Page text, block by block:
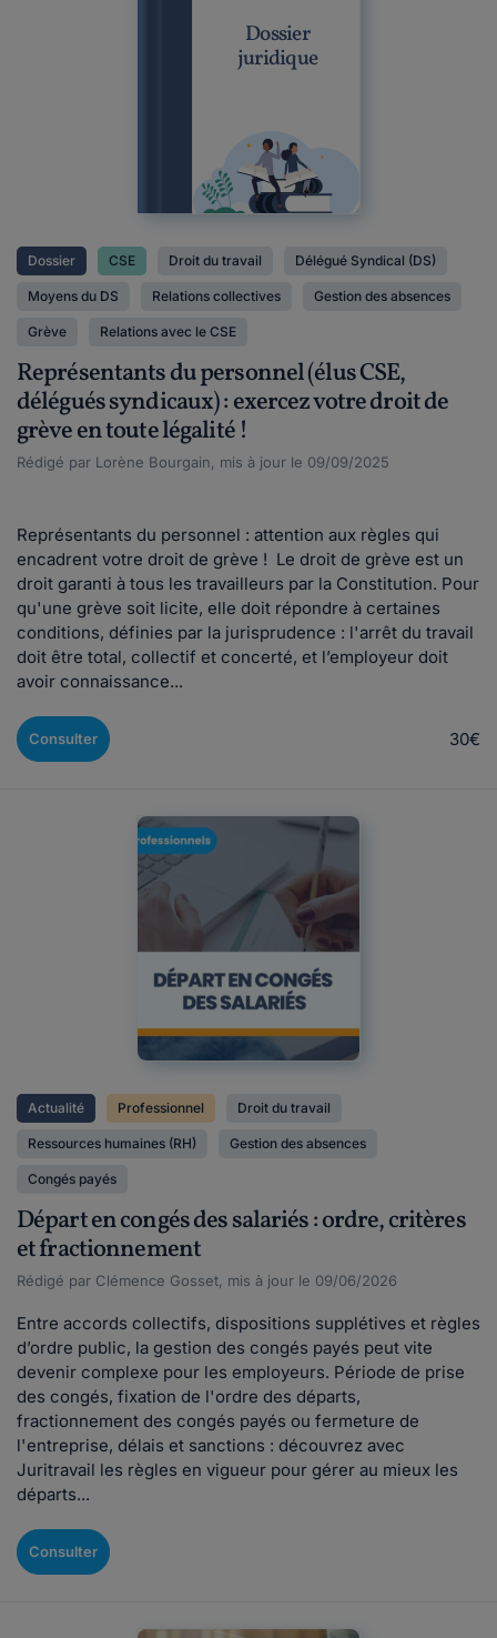
Dossier
juridique
Dossier CSE Droit du travail Délégué Syndical (DS)
Moyens du DS Relations collectives Gestion des absences
Grève Relations avec le CSE
Représentants du personnel (élus CSE,
délégués syndicaux) : exercez votre droit de
grève en toute légalité !
Rédigé par Lorène Bourgain, mis à jour le 09/09/2025
Représentants du personnel : attention aux règles qui
encadrent votre droit de grève ! Le droit de grève est un
droit garanti à tous les travailleurs par la Constitution. Pour
qu'une grève soit licite, elle doit répondre à certaines
conditions, définies par la jurisprudence : l'arrêt du travail
doit être total, collectif et concerté, et l’employeur doit
avoir connaissance...
Consulter 30€
Actualité Professionnel Droit du travail
Ressources humaines (RH) Gestion des absences
Congés payés
Départ en congés des salariés : ordre, critères
et fractionnement
Rédigé par Clémence Gosset, mis à jour le 09/06/2026
Entre accords collectifs, dispositions supplétives et règles
d’ordre public, la gestion des congés payés peut vite
devenir complexe pour les employeurs. Période de prise
des congés, fixation de l'ordre des départs,
fractionnement des congés payés ou fermeture de
l'entreprise, délais et sanctions : découvrez avec
Juritravail les règles en vigueur pour gérer au mieux les
départs...
Consulter